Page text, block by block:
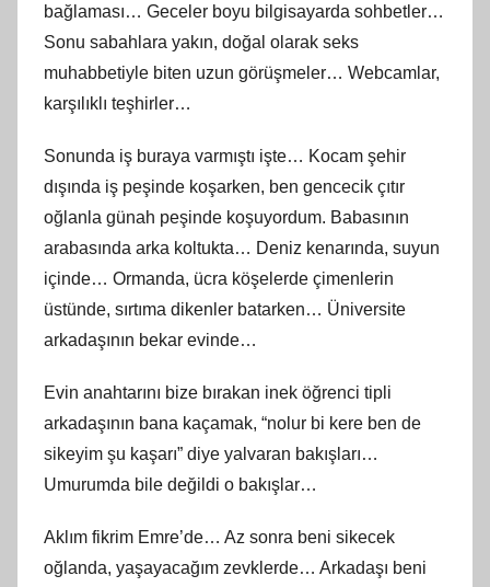
bağlaması… Geceler boyu bilgisayarda sohbetler…
Sonu sabahlara yakın, doğal olarak seks
muhabbetiyle biten uzun görüşmeler… Webcamlar,
karşılıklı teşhirler…
Sonunda iş buraya varmıştı işte… Kocam şehir
dışında iş peşinde koşarken, ben gencecik çıtır
oğlanla günah peşinde koşuyordum. Babasının
arabasında arka koltukta… Deniz kenarında, suyun
içinde… Ormanda, ücra köşelerde çimenlerin
üstünde, sırtıma dikenler batarken… Üniversite
arkadaşının bekar evinde…
Evin anahtarını bize bırakan inek öğrenci tipli
arkadaşının bana kaçamak, “nolur bi kere ben de
sikeyim şu kaşarı” diye yalvaran bakışları…
Umurumda bile değildi o bakışlar…
Aklım fikrim Emre’de… Az sonra beni sikecek
oğlanda, yaşayacağım zevklerde… Arkadaşı beni